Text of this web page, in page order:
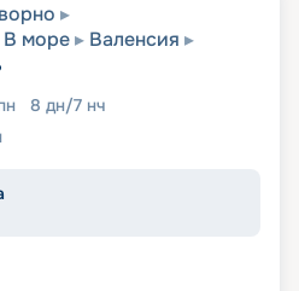
В море
Валенсия
8 дн/7 нч